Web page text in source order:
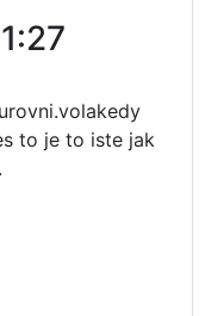
to je to iste jak